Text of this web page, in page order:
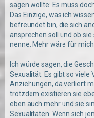
falls jemand über das
sollte...das bin ich
sagen wollte: Es muss
Das Einzige, was ich
befreundet bin, die sich
ansprechen soll und ob
nenne. Mehr wäre für
Ich würde sagen, die
Sexualität. Es gibt so viele
Anziehungen, da verliert
trotzdem existieren sie
eben auch mehr und sie
Sexualitäten. Wenn sich